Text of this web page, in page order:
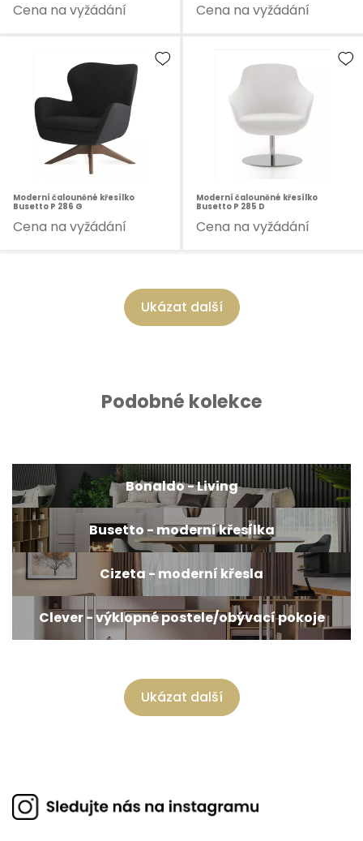
Cena na vyžádání Cena na vyžádání
Moderní čalouněné křesílko
Busetto P 286 G
Cena na vyžádání
Moderní čalouněné křesílko
Busetto P 285 D
Cena na vyžádání
Ukázat další
Podobné kolekce
Bonaldo - Living
Busetto - moderní křesílka
Cizeta - moderní křesla
Clever - výklopné postele/obývací pokoje
Ukázat další